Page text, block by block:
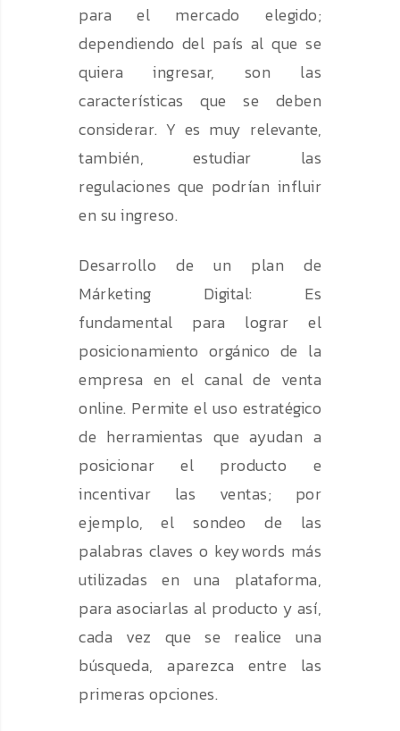
para el mercado elegido;
dependiendo del país al que se
quiera ingresar, son las
características que se deben
considerar. Y es muy relevante,
también, estudiar las
regulaciones que podrían influir
en su ingreso.
Desarrollo de un plan de
Márketing Digital: Es
fundamental para lograr el
posicionamiento orgánico de la
empresa en el canal de venta
online. Permite el uso estratégico
de herramientas que ayudan a
posicionar el producto e
incentivar las ventas; por
ejemplo, el sondeo de las
palabras claves o keywords más
utilizadas en una plataforma,
para asociarlas al producto y así,
cada vez que se realice una
búsqueda, aparezca entre las
primeras opciones.